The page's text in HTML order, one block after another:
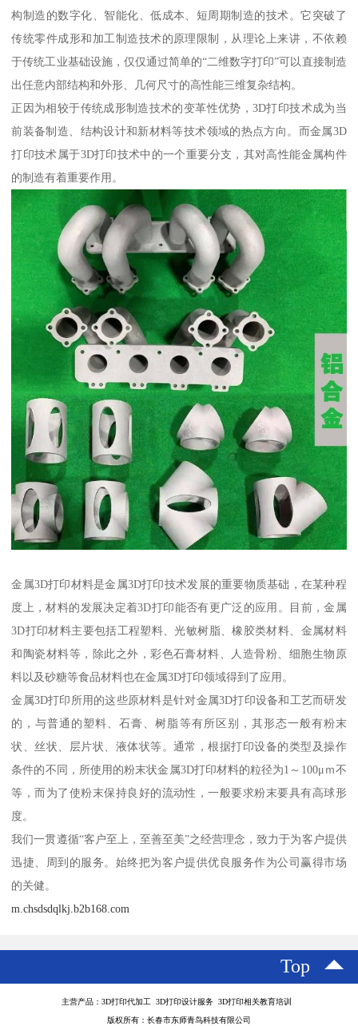
构制造的数字化、智能化、低成本、短周期制造的技术。它突破了
传统零件成形和加工制造技术的原理限制，从理论上来讲，不依赖
于传统工业基础设施，仅仅通过简单的“二维数字打印”可以直接制造
出任意内部结构和外形、几何尺寸的高性能三维复杂结构。
正因为相较于传统成形制造技术的变革性优势，3D打印技术成为当
前装备制造、结构设计和新材料等技术领域的热点方向。而金属3D
打印技术属于3D打印技术中的一个重要分支，其对高性能金属构件
的制造有着重要作用。
金属3D打印材料是金属3D打印技术发展的重要物质基础，在某种程
度上，材料的发展决定着3D打印能否有更广泛的应用。目前，金属
3D打印材料主要包括工程塑料、光敏树脂、橡胶类材料、金属材料
和陶瓷材料等，除此之外，彩色石膏材料、人造骨粉、细胞生物原
料以及砂糖等食品材料也在金属3D打印领域得到了应用。
金属3D打印所用的这些原材料是针对金属3D打印设备和工艺而研发
的，与普通的塑料、石膏、树脂等有所区别，其形态一般有粉末
状、丝状、层片状、液体状等。通常，根据打印设备的类型及操作
条件的不同，所使用的粉末状金属3D打印材料的粒径为1～100μｍ不
等，而为了使粉末保持良好的流动性，一般要求粉末要具有高球形
度。
我们一贯遵循“客户至上，至善至美”之经营理念，致力于为客户提供
迅捷、周到的服务。始终把为客户提供优良服务作为公司赢得市场
的关健。
m.chsdsdqlkj.b2b168.com
Top
主营产品：3D打印代加工 3D打印设计服务 3D打印相关教育培训
版权所有：长春市东师青鸟科技有限公司